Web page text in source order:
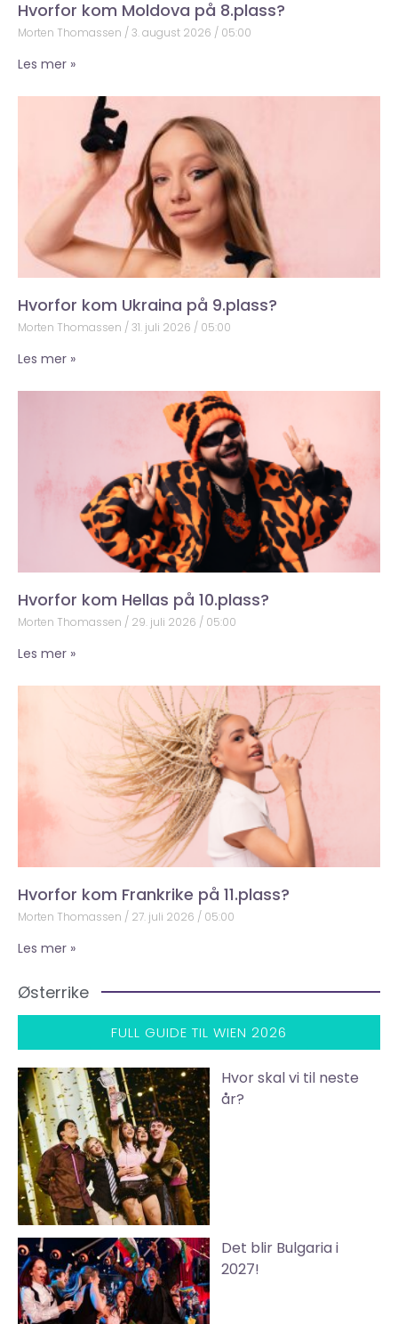
Hvorfor kom Moldova på 8.plass?
Morten Thomassen 3. august 2026 05:00
Les mer »
Hvorfor kom Ukraina på 9.plass?
Morten Thomassen 31. juli 2026 05:00
Les mer »
Hvorfor kom Hellas på 10.plass?
Morten Thomassen 29. juli 2026 05:00
Les mer »
Hvorfor kom Frankrike på 11.plass?
Morten Thomassen 27. juli 2026 05:00
Les mer »
Østerrike
FULL GUIDE TIL WIEN 2026
Hvor skal vi til neste
år?
Det blir Bulgaria i
2027!